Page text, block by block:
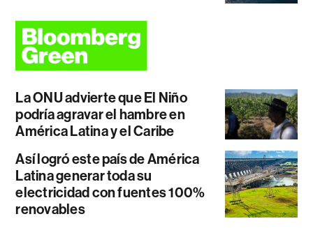
La ONU advierte que El Niño
podría agravar el hambre en
América Latina y el Caribe
Así logró este país de América
Latina generar toda su
electricidad con fuentes 100%
renovables